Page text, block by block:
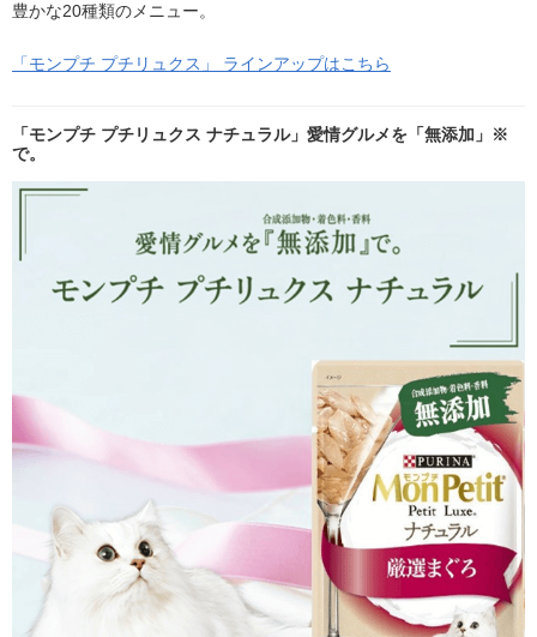
豊かな20種類のメニュー。
「モンプチ プチリュクス」 ラインアップはこちら
「モンプチ プチリュクス ナチュラル」愛情グルメを「無添加」※
で。